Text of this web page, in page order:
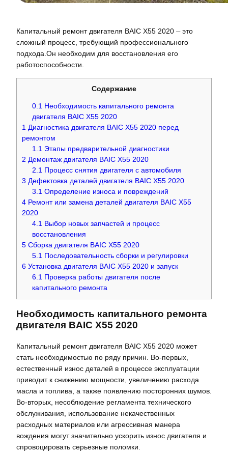
Капитальный ремонт двигателя BAIC X55 2020 ⏤ это
сложный процесс, требующий профессионального
подхода.Он необходим для восстановления его
работоспособности.
Содержание
0.1 Необходимость капитального ремонта
двигателя BAIC X55 2020
1 Диагностика двигателя BAIC X55 2020 перед
ремонтом
1.1 Этапы предварительной диагностики
2 Демонтаж двигателя BAIC X55 2020
2.1 Процесс снятия двигателя с автомобиля
3 Дефектовка деталей двигателя BAIC X55 2020
3.1 Определение износа и повреждений
4 Ремонт или замена деталей двигателя BAIC X55
2020
4.1 Выбор новых запчастей и процесс
восстановления
5 Сборка двигателя BAIC X55 2020
5.1 Последовательность сборки и регулировки
6 Установка двигателя BAIC X55 2020 и запуск
6.1 Проверка работы двигателя после
капитального ремонта
Необходимость капитального ремонта
двигателя BAIC X55 2020
Капитальный ремонт двигателя BAIC X55 2020 может
стать необходимостью по ряду причин. Во-первых,
естественный износ деталей в процессе эксплуатации
приводит к снижению мощности, увеличению расхода
масла и топлива, а также появлению посторонних шумов.
Во-вторых, несоблюдение регламента технического
обслуживания, использование некачественных
расходных материалов или агрессивная манера
вождения могут значительно ускорить износ двигателя и
спровоцировать серьезные поломки.